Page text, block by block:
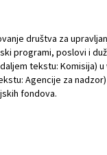
društva za
programi, poslovi i
tekstu: Komisija)
Agencije za
fondova.